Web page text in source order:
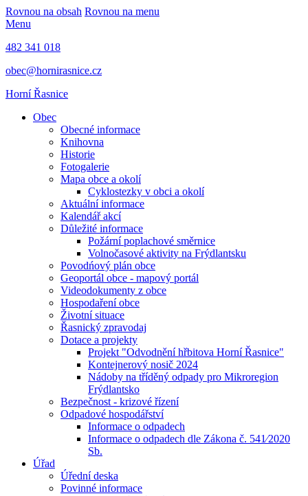
Rovnou na obsah Rovnou na menu
Menu
482 341 018
obec@hornirasnice.cz
Horní Řasnice
Obec
Obecné informace
Knihovna
Historie
Fotogalerie
Mapa obce a okolí
Cyklostezky v obci a okolí
Aktuální informace
Kalendář akcí
Důležité informace
Požární poplachové směrnice
Volnočasové aktivity na Frýdlantsku
Povodńový plán obce
Geoportál obce - mapový portál
Videodokumenty z obce
Hospodaření obce
Životní situace
Řasnický zpravodaj
Dotace a projekty
Projekt "Odvodnění hřbitova Horní Řasnice"
Kontejnerový nosič 2024
Nádoby na tříděný odpady pro Mikroregion
Frýdlantsko
Bezpečnost - krizové řízení
Odpadové hospodářství
Informace o odpadech
Informace o odpadech dle Zákona č. 541⁄2020
Sb.
Úřad
Úřední deska
Povinné informace